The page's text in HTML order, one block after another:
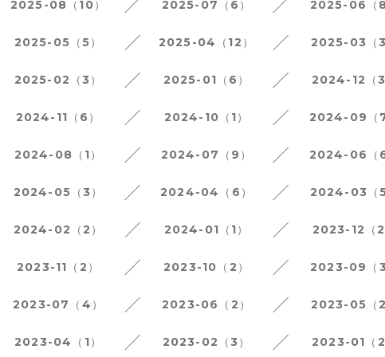
2025-08（10） 2025-07（6） 2025-06（8
2025-05（5） 2025-04（12） 2025-03（3
2025-02（3） 2025-01（6） 2024-12（3
2024-11（6） 2024-10（1） 2024-09（7
2024-08（1） 2024-07（9） 2024-06（6
2024-05（3） 2024-04（6） 2024-03（5
2024-02（2） 2024-01（1） 2023-12（2
2023-11（2） 2023-10（2） 2023-09（3
2023-07（4） 2023-06（2） 2023-05（2
2023-04（1） 2023-02（3） 2023-01（2